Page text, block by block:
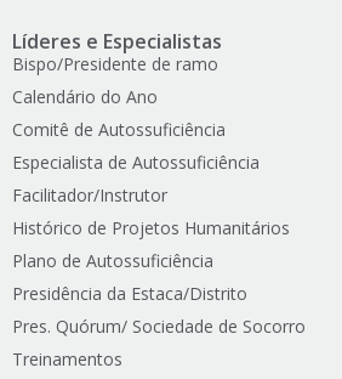
Líderes e Especialistas
Bispo/Presidente de ramo
Calendário do Ano
Comitê de Autossuficiência
Especialista de Autossuficiência
Facilitador/Instrutor
Histórico de Projetos Humanitários
Plano de Autossuficiência
Presidência da Estaca/Distrito
Pres. Quórum/ Sociedade de Socorro
Treinamentos